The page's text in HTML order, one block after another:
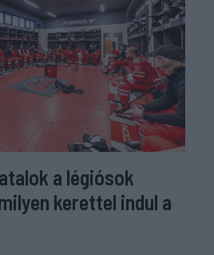
a légiósok
kerettel indul a